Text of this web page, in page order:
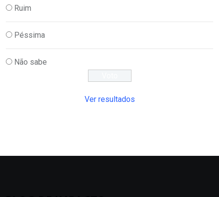
Ruim
Péssima
Não sabe
Ver resultados